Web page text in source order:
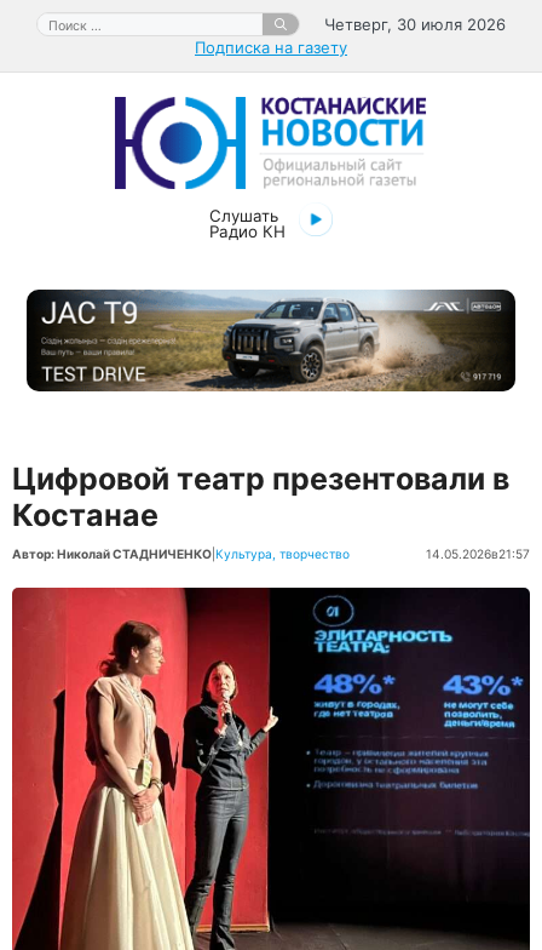
Перейти
содержимому
Поиск:
Четверг, 30 июля 2026
Подписка на газету
Слушать
Радио КН
Цифровой театр презентовали в
Костанае
Автор: Николай СТАДНИЧЕНКО Культура, творчество 14.05.2026в21:57